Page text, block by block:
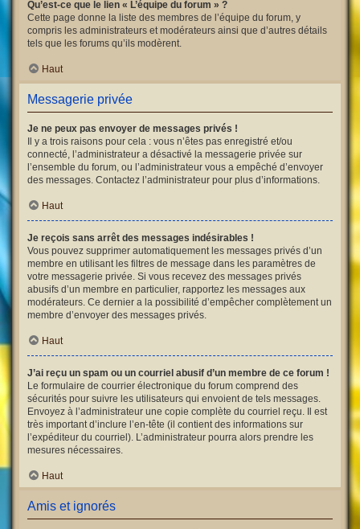
Qu’est-ce que le lien « L’équipe du forum » ?
Cette page donne la liste des membres de l’équipe du forum, y
compris les administrateurs et modérateurs ainsi que d’autres détails
tels que les forums qu’ils modèrent.
Haut
Messagerie privée
Je ne peux pas envoyer de messages privés !
Il y a trois raisons pour cela : vous n’êtes pas enregistré et/ou
connecté, l’administrateur a désactivé la messagerie privée sur
l’ensemble du forum, ou l’administrateur vous a empêché d’envoyer
des messages. Contactez l’administrateur pour plus d’informations.
Haut
Je reçois sans arrêt des messages indésirables !
Vous pouvez supprimer automatiquement les messages privés d’un
membre en utilisant les filtres de message dans les paramètres de
votre messagerie privée. Si vous recevez des messages privés
abusifs d’un membre en particulier, rapportez les messages aux
modérateurs. Ce dernier a la possibilité d’empêcher complètement un
membre d’envoyer des messages privés.
Haut
J’ai reçu un spam ou un courriel abusif d’un membre de ce forum !
Le formulaire de courrier électronique du forum comprend des
sécurités pour suivre les utilisateurs qui envoient de tels messages.
Envoyez à l’administrateur une copie complète du courriel reçu. Il est
très important d’inclure l’en-tête (il contient des informations sur
l’expéditeur du courriel). L’administrateur pourra alors prendre les
mesures nécessaires.
Haut
Amis et ignorés